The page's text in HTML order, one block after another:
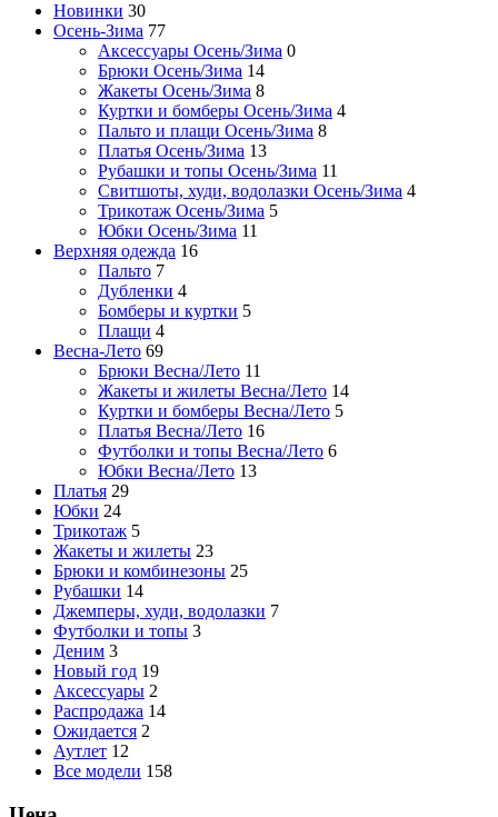
Новинки 30
Осень-Зима 77
Аксессуары Осень/Зима 0
Брюки Осень/Зима 14
Жакеты Осень/Зима 8
Куртки и бомберы Осень/Зима 4
Пальто и плащи Осень/Зима 8
Платья Осень/Зима 13
Рубашки и топы Осень/Зима 11
Свитшоты, худи, водолазки Осень/Зима 4
Трикотаж Осень/Зима 5
Юбки Осень/Зима 11
Верхняя одежда 16
Пальто 7
Дубленки 4
Бомберы и куртки 5
Плащи 4
Весна-Лето 69
Брюки Весна/Лето 11
Жакеты и жилеты Весна/Лето 14
Куртки и бомберы Весна/Лето 5
Платья Весна/Лето 16
Футболки и топы Весна/Лето 6
Юбки Весна/Лето 13
Платья 29
Юбки 24
Трикотаж 5
Жакеты и жилеты 23
Брюки и комбинезоны 25
Рубашки 14
Джемперы, худи, водолазки 7
Футболки и топы 3
Деним 3
Новый год 19
Аксессуары 2
Распродажа 14
Ожидается 2
Аутлет 12
Все модели 158